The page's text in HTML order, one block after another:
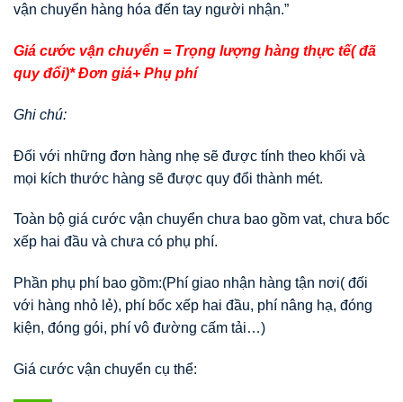
vận chuyển hàng hóa đến tay người nhận.”
Giá cước vận chuyển = Trọng lượng hàng thực tế( đã
quy đổi)* Đơn giá+ Phụ phí
Ghi chú:
Đối với những đơn hàng nhẹ sẽ được tính theo khối và
mọi kích thước hàng sẽ được quy đổi thành mét.
Toàn bộ giá cước vận chuyển chưa bao gồm vat, chưa bốc
xếp hai đầu và chưa có phụ phí.
Phần phụ phí bao gồm:(Phí giao nhận hàng tận nơi( đối
với hàng nhỏ lẻ), phí bốc xếp hai đầu, phí nâng hạ, đóng
kiện, đóng gói, phí vô đường cấm tải…)
Giá cước vận chuyển cụ thể: